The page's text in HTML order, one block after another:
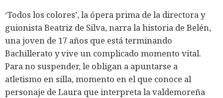
‘Todos los colores’, la ópera prima de la directora y
guionista Beatriz de Silva, narra la historia de Belén,
una joven de 17 años que está terminando
Bachillerato y vive un complicado momento vital.
Para no suspender, le obligan a apuntarse a
atletismo en silla, momento en el que conoce al
personaje de Laura que interpreta la valdemoreña